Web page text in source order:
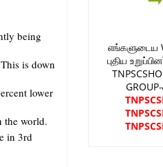
being
is down
lower
the world.
in 3rd
எங்களுடைய
புதிய